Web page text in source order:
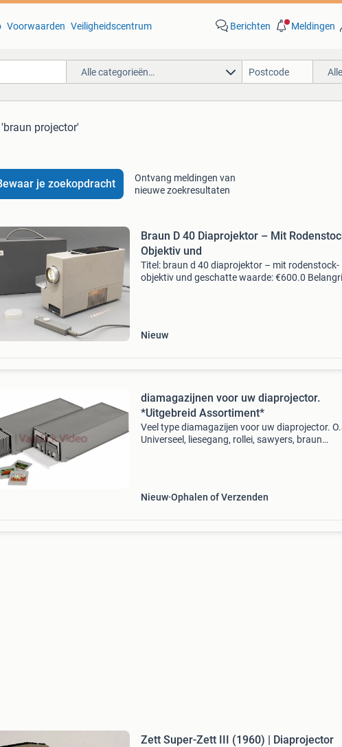
Voorwaarden Veiligheidscentrum Berichten Meldingen
Alle categorieën…
projector'
je zoekopdracht
Ontvang meldingen van
nieuwe zoekresultaten
Braun D 40 Diaprojektor – Mit
Objektiv und
Titel: braun d 40 diaprojektor – mit rodenstock-
objektiv und geschatte waarde: €600.0
Nieuw
diamagazijnen voor uw diaprojector.
*Uitgebreid Assortiment*
Veel type diamagazijen voor uw diaprojector.
Universeel, liesegang, rollei, sawyers, braun
Nieuw Ophalen of Verzenden
Zett Super-Zett III (1960) | Diaprojector